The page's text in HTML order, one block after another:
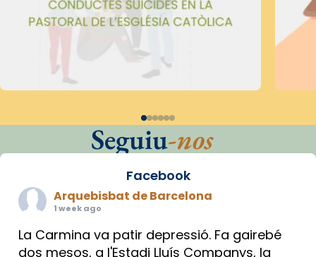
Seguiu-nos
Facebook
Arquebisbat de Barcelona
1 week ago
La Carmina va patir depressió. Fa gairebé
dos mesos, a l'Estadi Lluís Companys, la